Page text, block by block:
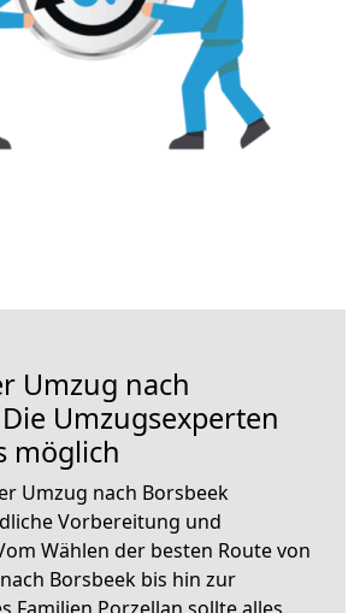
Umzug nach
Umzugsexperten
möglich
Umzug nach Borsbeek
Vorbereitung und
Wählen der besten Route von
Borsbeek bis hin zur